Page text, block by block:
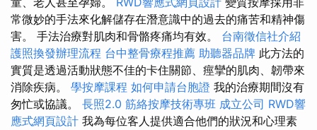
常微妙的手法來化解儲存在潛意識中的過去的痛苦和精神傷
害。 手法治療對肌肉和骨骼疼痛均有效。 台南徵信社介紹
護照換發辦理流程 台中整骨療程推薦 助聽器品牌 此方法的
實質是透過活動狀態不佳的卡住關節、痙攣的肌肉、韌帶來
消除疾病。 學按摩課程 如何申請台胞證 我的治療期間沒有
匆忙或協議。 長照2.0 筋絡按摩技術專班 成立公司 RWD響
應式網頁設計 我為每位客人提供適合他們的狀況和心理素